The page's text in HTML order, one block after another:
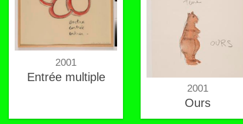
2001
Entrée multiple
2001
Ours